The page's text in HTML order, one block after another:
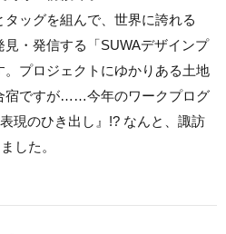
ッグを組んで、世界に誇れる
見・発信する「SUWAデザインプ
プロジェクトにゆかりある土地
宿ですが……今年のワークプログ
現のひき出し』!? なんと、諏訪
した。